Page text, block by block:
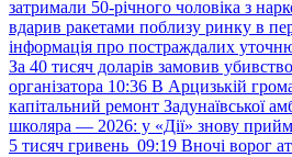
затримали 50-річного чоловіка з
вдарив ракетами поблизу ринку в
інформація про постраждалих
За 40 тисяч доларів замовив
організатора 10:36 В Арцизькій
капітальний ремонт Задунаївської
школяра — 2026: у «Дії» знову
5 тисяч гривень 09:19 Вночі ворог